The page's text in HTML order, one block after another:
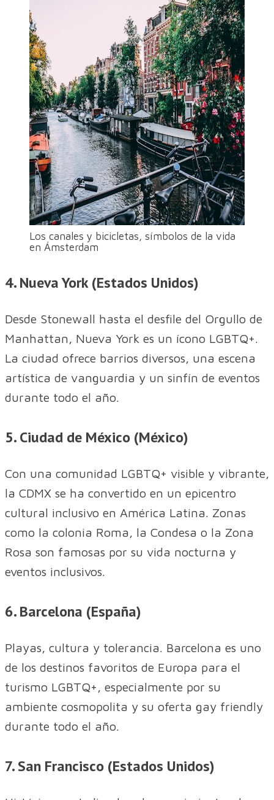
Los canales y bicicletas, símbolos de la vida
en Ámsterdam
4. Nueva York (Estados Unidos)
Desde Stonewall hasta el desfile del Orgullo de
Manhattan, Nueva York es un ícono LGBTQ+.
La ciudad ofrece barrios diversos, una escena
artística de vanguardia y un sinfín de eventos
durante todo el año.
5. Ciudad de México (México)
Con una comunidad LGBTQ+ visible y vibrante,
la CDMX se ha convertido en un epicentro
cultural inclusivo en América Latina. Zonas
como la colonia Roma, la Condesa o la Zona
Rosa son famosas por su vida nocturna y
eventos inclusivos.
6. Barcelona (España)
Playas, cultura y tolerancia. Barcelona es uno
de los destinos favoritos de Europa para el
turismo LGBTQ+, especialmente por su
ambiente cosmopolita y su oferta gay friendly
durante todo el año.
7. San Francisco (Estados Unidos)